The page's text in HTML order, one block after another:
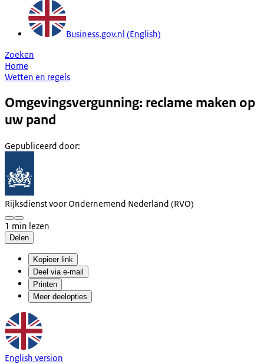
Business.gov.nl (English)
Zoeken
Home
Wetten en regels
Omgevingsvergunning: reclame maken op
uw pand
Gepubliceerd door:
Rijksdienst voor Ondernemend Nederland (RVO)
1 min lezen
Delen
Kopieer link
Deel via e-mail
Printen
Meer deelopties
English version